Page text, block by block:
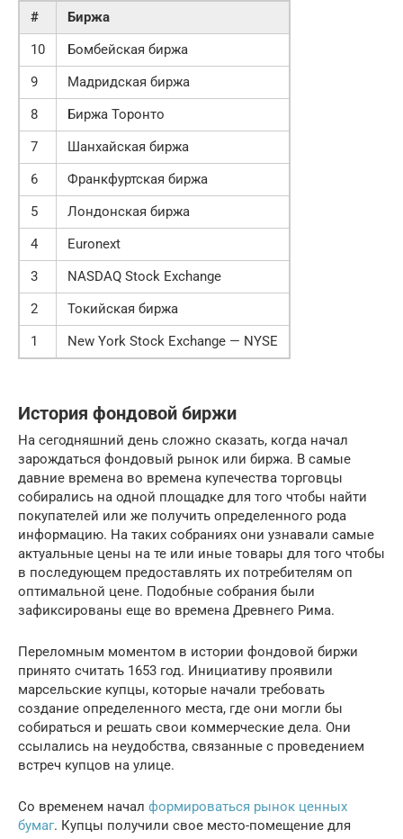
#
Биржа
10
Бомбейская биржа
9
Мадридская биржа
8
Биржа Торонто
7
Шанхайская биржа
6
Франкфуртская биржа
5
Лондонская биржа
4
Euronext
3
NASDAQ Stock Exchange
2
Токийская биржа
1
New York Stock Exchange — NYSE
История фондовой биржи
На сегодняшний день сложно сказать, когда начал
зарождаться фондовый рынок или биржа. В самые
давние времена во времена купечества торговцы
собирались на одной площадке для того чтобы найти
покупателей или же получить определенного рода
информацию. На таких собраниях они узнавали самые
актуальные цены на те или иные товары для того чтобы
в последующем предоставлять их потребителям оп
оптимальной цене. Подобные собрания были
зафиксированы еще во времена Древнего Рима.
Переломным моментом в истории фондовой биржи
принято считать 1653 год. Инициативу проявили
марсельские купцы, которые начали требовать
создание определенного места, где они могли бы
собираться и решать свои коммерческие дела. Они
ссылались на неудобства, связанные с проведением
встреч купцов на улице.
Со временем начал формироваться рынок ценных
бумаг. Купцы получили свое место-помещение для